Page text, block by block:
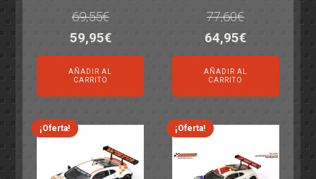
69,55€
El
precio
original
era:
69,55€.
59,95€El
precio
actual
es:
59,95€.
AÑADIR AL
CARRITO
77,60€
El
precio
original
era:
77,60€.
64,95€El
precio
actual
es:
64,95€.
AÑADIR AL
CARRITO
¡Oferta! ¡Oferta!